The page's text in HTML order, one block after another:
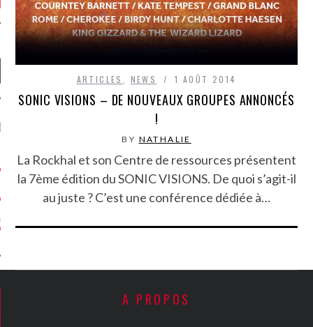
CRITIQUES
7.6
DUDE’S REV...
– HEL...
ARTICLES NEWS 1 AOÛT 2014
SONIC VISIONS – DE NOUVEAUX GROUPES ANNONCÉS
!
BY NATHALIE
La Rockhal et son Centre de ressources présentent
la 7ème édition du SONIC VISIONS. De quoi s’agit-il
au juste ? C’est une conférence dédiée à…
A PROPOS